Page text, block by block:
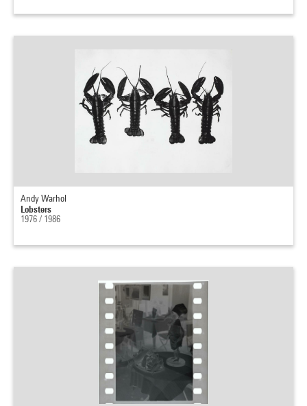
Andy Warhol
Lobsters
1976 / 1986